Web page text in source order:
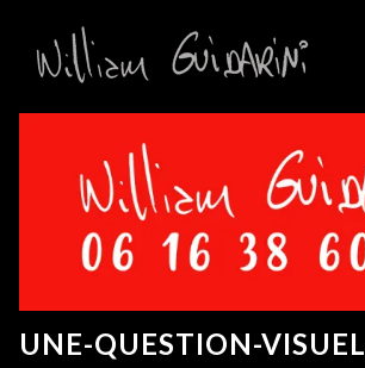
UNE-QUESTION-VISUEL